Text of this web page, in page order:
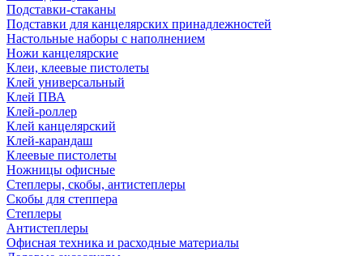
Подставки-стаканы
Подставки для канцелярских принадлежностей
Настольные наборы с наполнением
Ножи канцелярские
Клеи, клеевые пистолеты
Клей универсальный
Клей ПВА
Клей-роллер
Клей канцелярский
Клей-карандаш
Клеевые пистолеты
Ножницы офисные
Степлеры, скобы, антистеплеры
Скобы для степпера
Степлеры
Антистеплеры
Офисная техника и расходные материалы